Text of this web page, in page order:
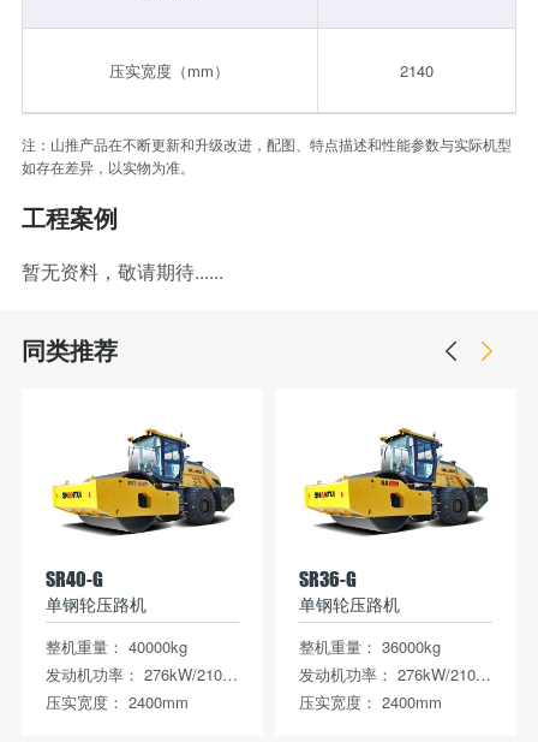
压实宽度（mm） 2140
注：山推产品在不断更新和升级改进，配图、特点描述和性能参数与实际机型
如存在差异，以实物为准。
工程案例
暂无资料，敬请期待......
同类推荐
SR40-G
单钢轮压路机
整机重量： 40000kg
发动机功率： 276kW/2100rpm 满足国Ⅳ排放
压实宽度： 2400mm
SR36-G
单钢轮压路机
整机重量： 36000kg
发动机功率： 276kW/2100rpm满足国Ⅳ排放
压实宽度： 2400mm